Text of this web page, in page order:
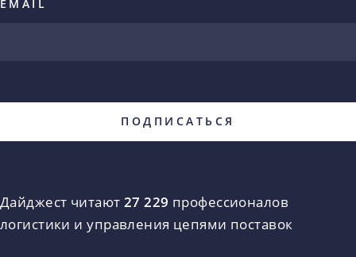
EMAIL
Дайджест читают 27 229 профессионалов
логистики и управления цепями поставок